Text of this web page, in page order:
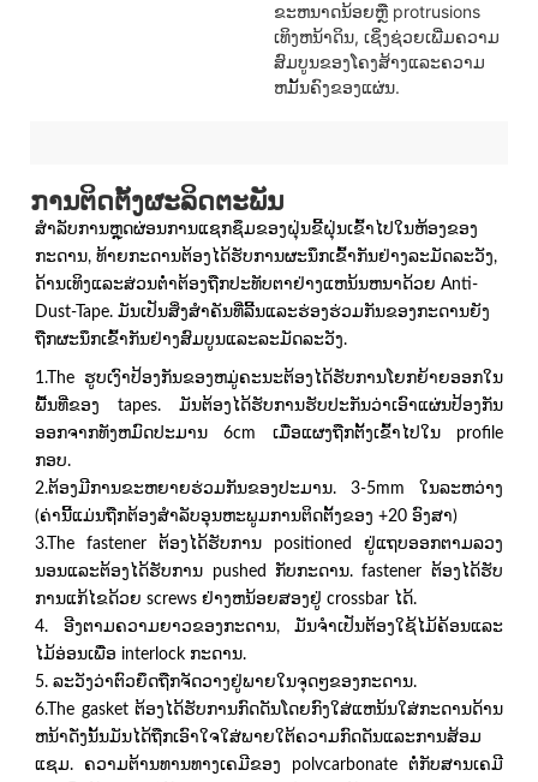
ຂະຫນາດນ້ອຍຫຼື protrusions
ເທິງຫນ້າດິນ, ເຊິ່ງຊ່ວຍເພີ່ມຄວາມ
ສົມບູນຂອງໂຄງສ້າງແລະຄວາມ
ຫມັ້ນຄົງຂອງແຜ່ນ.
ການຕິດຕັ້ງຜະລິດຕະພັນ
ສໍາລັບການຫຼຸດຜ່ອນການແຊກຊຶມຂອງຝຸ່ນຂີ້ຝຸ່ນເຂົ້າໄປໃນຫ້ອງຂອງ
ກະດານ, ທ້າຍກະດານຕ້ອງໄດ້ຮັບການຜະນຶກເຂົ້າກັນຢ່າງລະມັດລະວັງ,
ດ້ານເທິງແລະສ່ວນຕ່ໍາຕ້ອງຖືກປະທັບຕາຢ່າງແຫນ້ນຫນາດ້ວຍ Anti-
Dust-Tape. ມັນເປັນສິ່ງສໍາຄັນທີ່ລີ້ນແລະຮ່ອງຮ່ວມກັນຂອງກະດານຍັງ
ຖືກຜະນຶກເຂົ້າກັນຢ່າງສົມບູນແລະລະມັດລະວັງ.
1.The ຮູບເງົາປ້ອງກັນຂອງຫມູ່ຄະນະຕ້ອງໄດ້ຮັບການໂຍກຍ້າຍອອກໃນ
ພື້ນທີ່ຂອງ tapes. ມັນຕ້ອງໄດ້ຮັບການຮັບປະກັນວ່າເອົາແຜ່ນປ້ອງກັນ
ອອກຈາກທັງຫມົດປະມານ 6cm ເມື່ອແຜງຖືກຕັ້ງເຂົ້າໄປໃນ profile
ກອບ.
2.ຕ້ອງມີການຂະຫຍາຍຮ່ວມກັນຂອງປະມານ. 3-5mm ໃນລະຫວ່າງ
(ຄ່ານີ້ແມ່ນຖືກຕ້ອງສໍາລັບອຸນຫະພູມການຕິດຕັ້ງຂອງ +20 ອົງສາ)
3.The fastener ຕ້ອງໄດ້ຮັບການ positioned ຢູ່ແຖບອອກຕາມລວງ
ນອນແລະຕ້ອງໄດ້ຮັບການ pushed ກັບກະດານ. fastener ຕ້ອງໄດ້ຮັບ
ການແກ້ໄຂດ້ວຍ screws ຢ່າງຫນ້ອຍສອງຢູ່ crossbar ໄດ້.
4. ອີງຕາມຄວາມຍາວຂອງກະດານ, ມັນຈໍາເປັນຕ້ອງໃຊ້ໄມ້ຄ້ອນແລະ
ໄມ້ອ່ອນເພື່ອ interlock ກະດານ.
5. ລະວັງວ່າຕົວຍຶດຖືກຈັດວາງຢູ່ພາຍໃນຈຸດໆຂອງກະດານ.
6.The gasket ຕ້ອງໄດ້ຮັບການກົດດັນໂດຍກົງໃສ່ແຫນ້ນໃສ່ກະດານດ້ານ
ຫນ້າດັ່ງນັ້ນມັນໄດ້ຖືກເອົາໃຈໃສ່ພາຍໃຕ້ຄວາມກົດດັນແລະການສ້ອມ
ແຊມ. ຄວາມຕ້ານທານທາງເຄມີຂອງ polvcarbonate ຕໍ່ກັບສານເຄມີ